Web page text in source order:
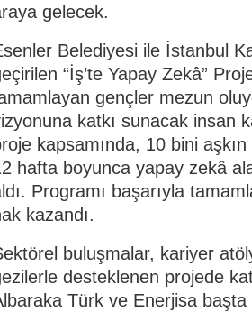
gelecek.
Belediyesi ile İstanbul
“İş’te Yapay Zekâ”
gençler mezun
katkı sunacak insan
kapsamında, 10 bini
hafta boyunca yapay zekâ
Programı başarıyla
kazandı.
buluşmalar, kariyer
desteklenen projede
Türk ve Enerjisa